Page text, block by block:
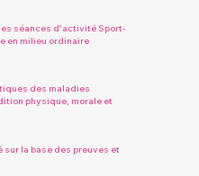
séances d'activité Sport-
en milieu ordinaire
des maladies
physique, morale et
la base des preuves et